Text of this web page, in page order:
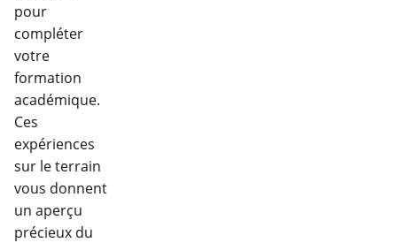
pour
compléter
votre
formation
académique.
Ces
expériences
sur le terrain
vous donnent
un aperçu
précieux du